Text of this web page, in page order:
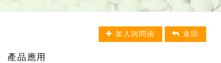
加入詢問函 返回
產品應用